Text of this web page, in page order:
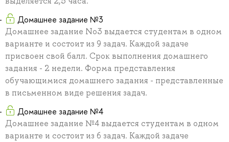
Домашнее задание №3
Домашнее задание No3 выдается студентам в одном
варианте и состоит из 9 задач. Каждой задаче
присвоен свой балл. Срок выполнения домашнего
задания - 2 недели. Форма представления
обучающимися домашнего задания - представленные
в письменном виде решения задач.
Домашнее задание №4
Домашнее задание №4 выдается студентам в одном
варианте и состоит из 6 задач. Каждой задаче